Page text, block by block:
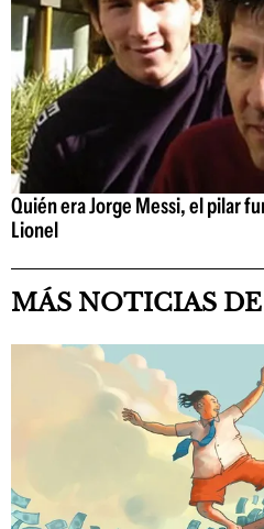
Quién era Jorge Messi, el pilar
Lionel
MÁS NOTICIAS